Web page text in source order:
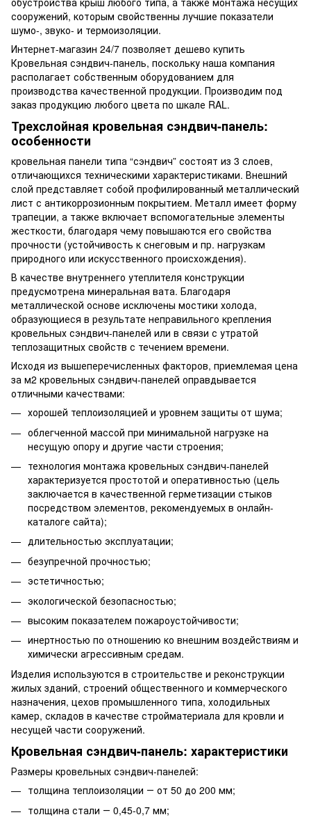
сооружений, которым свойственны лучшие показатели
шумо-, звуко- и термоизоляции.
Интернет-магазин 24/7 позволяет дешево купить
Кровельная сэндвич-панель, поскольку наша компания
располагает собственным оборудованием для
производства качественной продукции. Производим под
заказ продукцию любого цвета по шкале RAL.
Трехслойная кровельная сэндвич-панель:
особенности
кровельная панели типа “сэндвич” состоят из 3 слоев,
отличающихся техническими характеристиками. Внешний
слой представляет собой профилированный металлический
лист с антикоррозионным покрытием. Металл имеет форму
трапеции, а также включает вспомогательные элементы
жесткости, благодаря чему повышаются его свойства
прочности (устойчивость к снеговым и пр. нагрузкам
природного или искусственного происхождения).
В качестве внутреннего утеплителя конструкции
предусмотрена минеральная вата. Благодаря
металлической основе исключены мостики холода,
образующиеся в результате неправильного крепления
кровельных сэндвич-панелей или в связи с утратой
теплозащитных свойств с течением времени.
Исходя из вышеперечисленных факторов, приемлемая цена
за м2 кровельных сэндвич-панелей оправдывается
отличными качествами:
хорошей теплоизоляцией и уровнем защиты от шума;
облегченной массой при минимальной нагрузке на
несущую опору и другие части строения;
технология монтажа кровельных сэндвич-панелей
характеризуется простотой и оперативностью (цель
заключается в качественной герметизации стыков
посредством элементов, рекомендуемых в онлайн-
каталоге сайта);
длительностью эксплуатации;
безупречной прочностью;
эстетичностью;
экологической безопасностью;
высоким показателем пожароустойчивости;
инертностью по отношению ко внешним воздействиям и
химически агрессивным средам.
Изделия используются в строительстве и реконструкции
жилых зданий, строений общественного и коммерческого
назначения, цехов промышленного типа, холодильных
камер, складов в качестве стройматериала для кровли и
несущей части сооружений.
Кровельная сэндвич-панель: характеристики
Размеры кровельных сэндвич-панелей:
толщина теплоизоляции ― от 50 до 200 мм;
толщина стали ― 0,45-0,7 мм;